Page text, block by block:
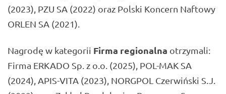
(2023), PZU SA (2022) oraz Polski Koncern Naftowy
ORLEN SA (2021).
Nagrodę w kategorii Firma regionalna otrzymali:
Firma ERKADO Sp. z o.o. (2025), POL-MAK SA
(2024), APIS-VITA (2023), NORGPOL Czerwiński S.J.